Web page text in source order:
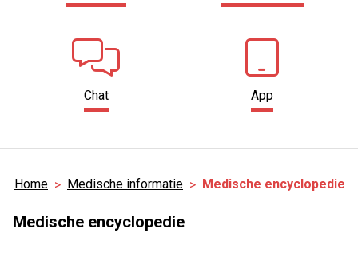
Chat App
Home Medische informatie Medische encyclopedie
Medische encyclopedie